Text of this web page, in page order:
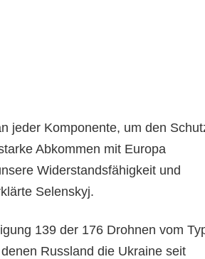
jeder Komponente, um den
Abkommen mit Europa
Widerstandsfähigkeit und
Selenskyj.
139 der 176 Drohnen vom
Russland die Ukraine seit